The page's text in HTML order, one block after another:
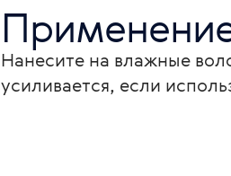
Нанесите на влажные
усиливается, если